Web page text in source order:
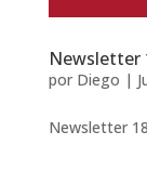
Newsletter
por Diego |
Newsletter